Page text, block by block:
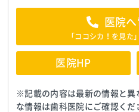
医院
「ココシカ！を見た
医院HP
※記載の内容は最新の情報と異
な情報は歯科医院にご確認くだ